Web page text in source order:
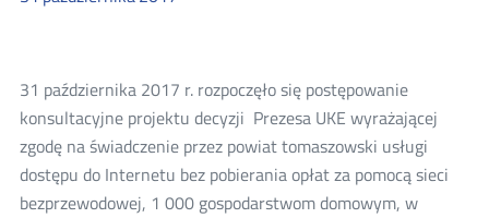
31 października 2017 r. rozpoczęło się postępowanie
konsultacyjne projektu decyzji Prezesa UKE wyrażającej
zgodę na świadczenie przez powiat tomaszowski usługi
dostępu do Internetu bez pobierania opłat za pomocą sieci
bezprzewodowej, 1 000 gospodarstwom domowym, w